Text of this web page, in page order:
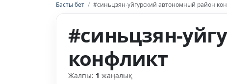
Басты бет / #синьцзян-уйгурский автономный район
#синьцзян-
конфликт
Жалпы: 1 жаңалық